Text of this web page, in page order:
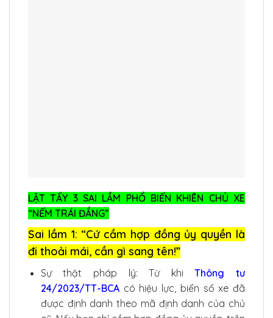
LẬT TẨY 3 SAI LẦM PHỔ BIẾN KHIÊN CHỦ XE
“NẾM TRÁI ĐẮNG”
Sai lầm 1: “Cứ cầm hợp đồng ủy quyền là
đi thoải mái, cần gì sang tên!”
Sự thật pháp lý: Từ khiThông tư
24/2023/TT-BCAcó hiệu lực, biển số xe đã
được định danh theo mã định danh của chủ